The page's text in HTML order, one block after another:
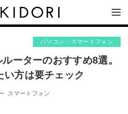
パソコン・スマートフォン
ーターのおすすめ8選。
い方は要チェック
スマートフォン